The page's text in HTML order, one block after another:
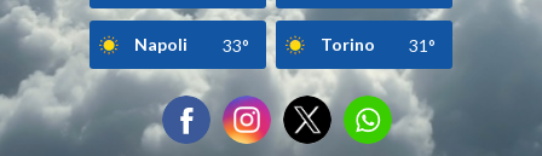
Napoli 33° Torino 31°